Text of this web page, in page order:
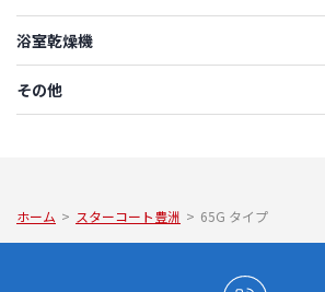
浴室乾燥機
その他
ホーム > スターコート豊洲 > 65G タイプ